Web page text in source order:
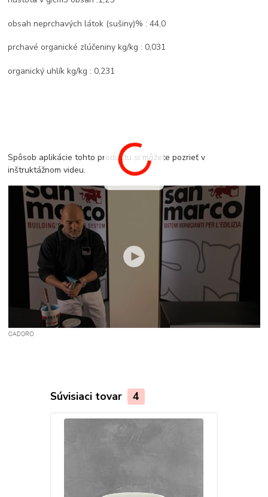
obsah neprchavých látok (sušiny)% : 44,0
prchavé organické zlúčeniny kg/kg : 0,031
organický uhlík kg/kg : 0,231
Spôsob aplikácie tohto produktu si môžete pozrieť v
inštruktážnom videu.
Súvisiaci tovar 4